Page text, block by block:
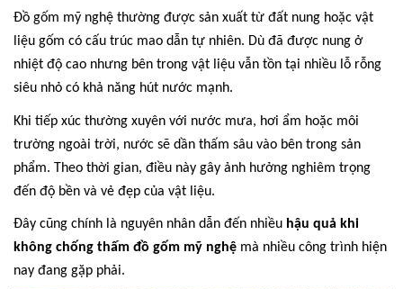
Đồ gốm mỹ nghệ thường được sản xuất từ đất nung hoặc vật
liệu gốm có cấu trúc mao dẫn tự nhiên. Dù đã được nung ở
nhiệt độ cao nhưng bên trong vật liệu vẫn tồn tại nhiều lỗ rỗng
siêu nhỏ có khả năng hút nước mạnh.
Khi tiếp xúc thường xuyên với nước mưa, hơi ẩm hoặc môi
trường ngoài trời, nước sẽ dần thấm sâu vào bên trong sản
phẩm. Theo thời gian, điều này gây ảnh hưởng nghiêm trọng
đến độ bền và vẻ đẹp của vật liệu.
Đây cũng chính là nguyên nhân dẫn đến nhiều hậu quả khi
không chống thấm đồ gốm mỹ nghệ mà nhiều công trình hiện
nay đang gặp phải.